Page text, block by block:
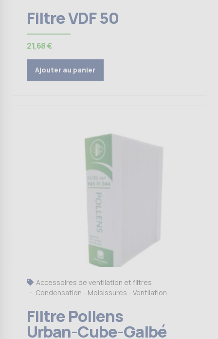
Filtre VDF 50
21,68€
Ajouter au panier
Accessoires de ventilation et filtres
Condensation - Moisissures - Ventilation
Filtre Pollens
Urban-Cube-Galbé